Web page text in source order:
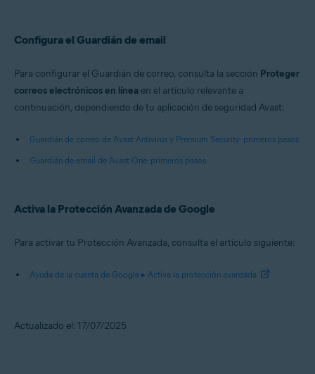
Configura el Guardián de email
Para configurar el Guardián de correo, consulta la sección Proteger
correos electrónicos en línea en el artículo relevante a
continuación, dependiendo de tu aplicación de seguridad Avast:
Guardián de correo de Avast Antivirus y Premium Security: primeros pasos
Guardián de email de Avast One: primeros pasos
Activa la Protección Avanzada de Google
Para activar tu Protección Avanzada, consulta el artículo siguiente:
Ayuda de la cuenta de Google ▸ Activa la protección avanzada
Actualizado el: 17/07/2025